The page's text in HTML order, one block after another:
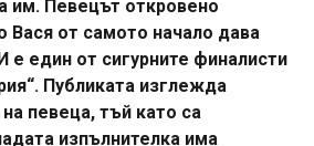
им. Певецът откровено
Вася от самото начало дава
е един от сигурните финалисти
Публиката изглежда
певеца, тъй като са
изпълнителка има